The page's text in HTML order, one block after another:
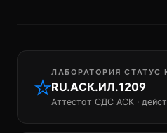
ЛАБОРАТОРИЯ СТАТУС
RU.АСК.ИЛ.1209
Аттестат СДС АСК ·